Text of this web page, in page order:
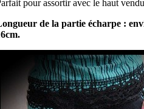
pour assortir avec le haut
de la partie écharpe :